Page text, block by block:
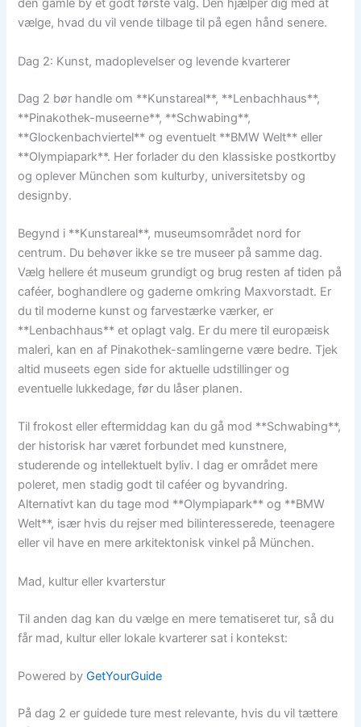
den gamle by et godt første valg. Den hjælper dig med at
vælge, hvad du vil vende tilbage til på egen hånd senere.
Dag 2: Kunst, madoplevelser og levende kvarterer
Dag 2 bør handle om **Kunstareal**, **Lenbachhaus**,
**Pinakothek-museerne**, **Schwabing**,
**Glockenbachviertel** og eventuelt **BMW Welt** eller
**Olympiapark**. Her forlader du den klassiske postkortby
og oplever München som kulturby, universitetsby og
designby.
Begynd i **Kunstareal**, museumsområdet nord for
centrum. Du behøver ikke se tre museer på samme dag.
Vælg hellere ét museum grundigt og brug resten af tiden på
caféer, boghandlere og gaderne omkring Maxvorstadt. Er
du til moderne kunst og farvestærke værker, er
**Lenbachhaus** et oplagt valg. Er du mere til europæisk
maleri, kan en af Pinakothek-samlingerne være bedre. Tjek
altid museets egen side for aktuelle udstillinger og
eventuelle lukkedage, før du låser planen.
Til frokost eller eftermiddag kan du gå mod **Schwabing**,
der historisk har været forbundet med kunstnere,
studerende og intellektuelt byliv. I dag er området mere
poleret, men stadig godt til caféer og byvandring.
Alternativt kan du tage mod **Olympiapark** og **BMW
Welt**, især hvis du rejser med bilinteresserede, teenagere
eller vil have en mere arkitektonisk vinkel på München.
Mad, kultur eller kvarterstur
Til anden dag kan du vælge en mere tematiseret tur, så du
får mad, kultur eller lokale kvarterer sat i kontekst:
Powered byGetYourGuide
På dag 2 er guidede ture mest relevante, hvis du vil tættere